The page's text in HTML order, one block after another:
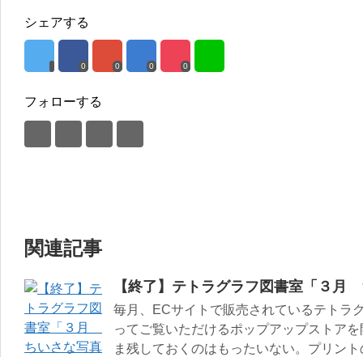
シェアする
0 0 0 0
フォローする
関連記事
【終了】テトラグラフ図書室「３月
毎月、ECサイトで販売されているテトラ
ってご覧いただけるポップアップストア
ま残しておくのはもったいない。プリン